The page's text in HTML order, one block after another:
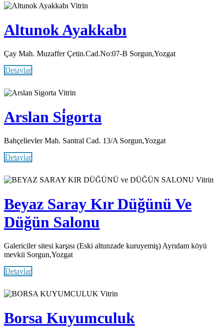
Vitrin
Altunok Ayakkabı
Çay Mah. Muzaffer Çetin.Cad.No:07-B Sorgun,Yozgat
Detaylar
Vitrin
Arslan Si̇gorta
Bahçelievler Mah. Santral Cad. 13/A Sorgun,Yozgat
Detaylar
Vitrin
Beyaz Saray Kır Düğünü Ve
Düğün Salonu
Galericiler sitesi karşısı (Eski altunzade kuruyemiş) Ayrıdam köyü
mevkii Sorgun,Yozgat
Detaylar
Vitrin
Borsa Kuyumculuk